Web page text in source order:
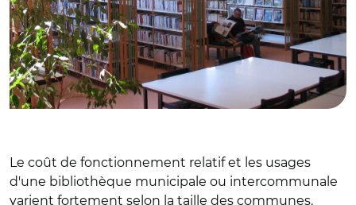
Le coût de fonctionnement relatif et les usages
d'une bibliothèque municipale ou intercommunale
varient fortement selon la taille des communes.